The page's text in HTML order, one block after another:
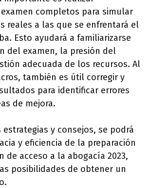
completos para simular
reales a las que se enfrentará el
Esto ayudará a familiarizarse
del examen, la presión del
adecuada de los recursos. Al
también es útil corregir y
para identificar errores
de mejora.
estrategias y consejos, se podrá
y eficiencia de la preparación
de acceso a la abogacía 2023,
posibilidades de obtener un